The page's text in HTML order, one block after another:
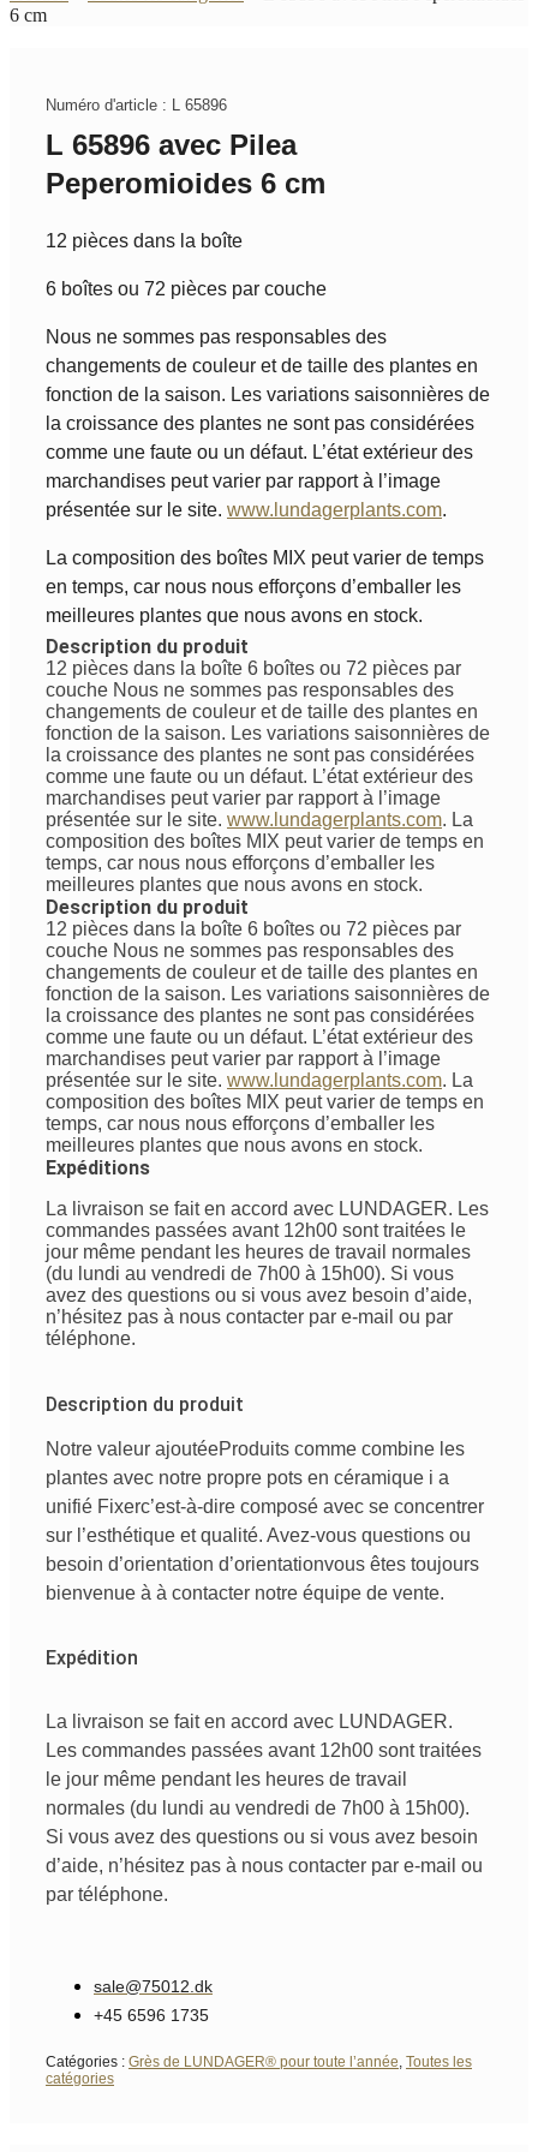
6 cm
Numéro d'article : L 65896
L 65896 avec Pilea
Peperomioides 6 cm
12 pièces dans la boîte
6 boîtes ou 72 pièces par couche
Nous ne sommes pas responsables des
changements de couleur et de taille des plantes en
fonction de la saison. Les variations saisonnières de
la croissance des plantes ne sont pas considérées
comme une faute ou un défaut. L’état extérieur des
marchandises peut varier par rapport à l’image
présentée sur le site. www.lundagerplants.com.
La composition des boîtes MIX peut varier de temps
en temps, car nous nous efforçons d’emballer les
meilleures plantes que nous avons en stock.
Description du produit
12 pièces dans la boîte 6 boîtes ou 72 pièces par
couche Nous ne sommes pas responsables des
changements de couleur et de taille des plantes en
fonction de la saison. Les variations saisonnières de
la croissance des plantes ne sont pas considérées
comme une faute ou un défaut. L’état extérieur des
marchandises peut varier par rapport à l’image
présentée sur le site. www.lundagerplants.com. La
composition des boîtes MIX peut varier de temps en
temps, car nous nous efforçons d’emballer les
meilleures plantes que nous avons en stock.
Description du produit
12 pièces dans la boîte 6 boîtes ou 72 pièces par
couche Nous ne sommes pas responsables des
changements de couleur et de taille des plantes en
fonction de la saison. Les variations saisonnières de
la croissance des plantes ne sont pas considérées
comme une faute ou un défaut. L’état extérieur des
marchandises peut varier par rapport à l’image
présentée sur le site. www.lundagerplants.com. La
composition des boîtes MIX peut varier de temps en
temps, car nous nous efforçons d’emballer les
meilleures plantes que nous avons en stock.
Expéditions
La livraison se fait en accord avec LUNDAGER. Les
commandes passées avant 12h00 sont traitées le
jour même pendant les heures de travail normales
(du lundi au vendredi de 7h00 à 15h00). Si vous
avez des questions ou si vous avez besoin d’aide,
n’hésitez pas à nous contacter par e-mail ou par
téléphone.
Description du produit
Notre valeur ajoutéeProduits comme combine les
plantes avec notre propre pots en céramique i a
unifié Fixerc’est-à-dire composé avec se concentrer
sur l’esthétique et qualité. Avez-vous questions ou
besoin d’orientation d’orientationvous êtes toujours
bienvenue à à contacter notre équipe de vente.
Expédition
La livraison se fait en accord avec LUNDAGER.
Les commandes passées avant 12h00 sont traitées
le jour même pendant les heures de travail
normales (du lundi au vendredi de 7h00 à 15h00).
Si vous avez des questions ou si vous avez besoin
d’aide, n’hésitez pas à nous contacter par e-mail ou
par téléphone.
sale@75012.dk
+45 6596 1735
Catégories : Grès de LUNDAGER® pour toute l’année Toutes les
catégories